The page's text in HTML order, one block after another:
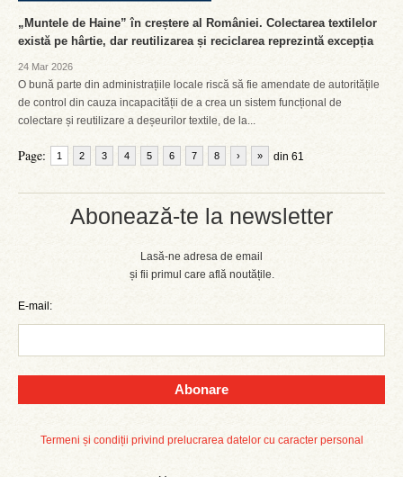
Abonează-te la newsletter
Lasă-ne adresa de email
și fii primul care află noutățile.
E-mail:
Abonare
Termeni și condiții privind prelucrarea datelor cu caracter personal
„Muntele de Haine” în creștere al României. Colectarea textilelor
există pe hârtie, dar reutilizarea și reciclarea reprezintă excepția
24 Mar 2026
O bună parte din administrațiile locale riscă să fie amendate de autoritățile
de control din cauza incapacității de a crea un sistem funcțional de
colectare și reutilizare a deșeurilor textile, de la...
Page: 1 2 3 4 5 6 7 8 din 61
› »